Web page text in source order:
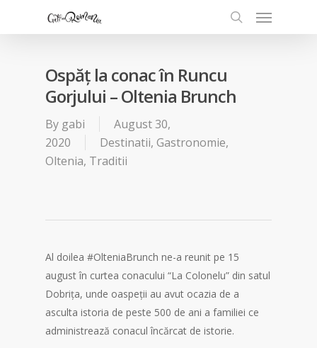
Ospăț la conac în Runcu
Gorjului – Oltenia Brunch
By gabi
August 30,
2020
Destinatii, Gastronomie,
Oltenia, Traditii
Al doilea #OlteniaBrunch ne-a reunit pe 15
august în curtea conacului “La Colonelu” din satul
Dobrița, unde oaspeții au avut ocazia de a
asculta istoria de peste 500 de ani a familiei ce
administrează conacul încărcat de istorie.